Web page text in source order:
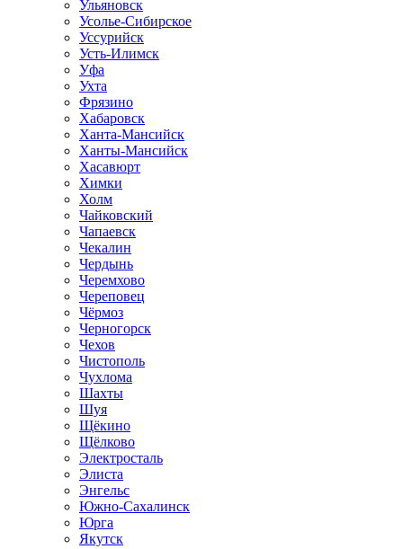
Ульяновск
Усолье-Сибирское
Уссурийск
Усть-Илимск
Уфа
Ухта
Фрязино
Хабаровск
Ханта-Мансийск
Ханты-Мансийск
Хасавюрт
Химки
Холм
Чайковский
Чапаевск
Чекалин
Чердынь
Черемхово
Череповец
Чёрмоз
Черногорск
Чехов
Чистополь
Чухлома
Шахты
Шуя
Щёкино
Щёлково
Электросталь
Элиста
Энгельс
Южно-Сахалинск
Юрга
Якутск